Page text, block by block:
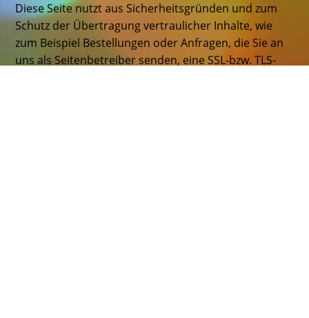
Diese Seite nutzt aus Sicherheitsgründen und zum
Schutz der Übertragung vertraulicher Inhalte, wie
zum Beispiel Bestellungen oder Anfragen, die Sie an
uns als Seitenbetreiber senden, eine SSL-bzw. TLS-